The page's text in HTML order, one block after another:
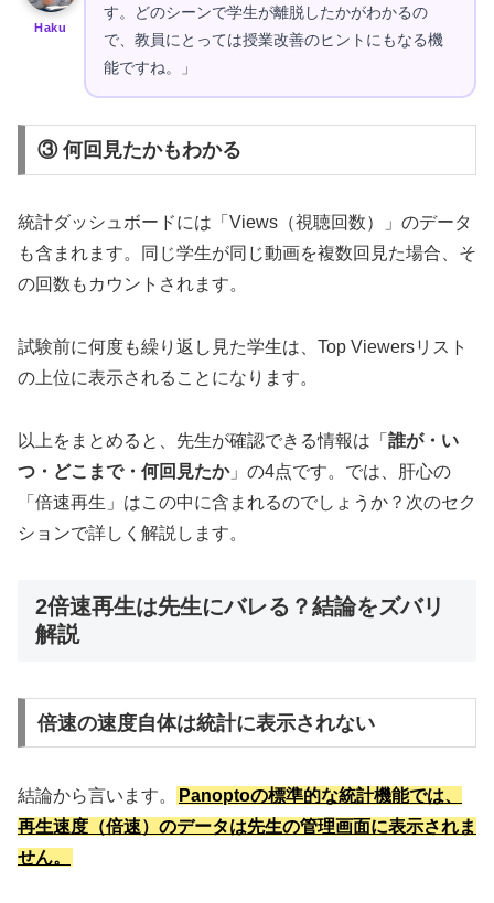
Haku
す。どのシーンで学生が離脱したかがわかるの
で、教員にとっては授業改善のヒントにもなる機
能ですね。」
③ 何回見たかもわかる
統計ダッシュボードには「Views（視聴回数）」のデータ
も含まれます。同じ学生が同じ動画を複数回見た場合、そ
の回数もカウントされます。
試験前に何度も繰り返し見た学生は、Top Viewersリスト
の上位に表示されることになります。
以上をまとめると、先生が確認できる情報は「 誰が・い
つ・どこまで・何回見たか」の4点です。では、肝心の
「倍速再生」はこの中に含まれるのでしょうか？次のセク
ションで詳しく解説します。
2倍速再生は先生にバレる？結論をズバリ
解説
倍速の速度自体は統計に表示されない
結論から言います。
Panoptoの標準的な統計機能では、
再生速度（倍速）のデータは先生の管理画面に表示されま
せん。